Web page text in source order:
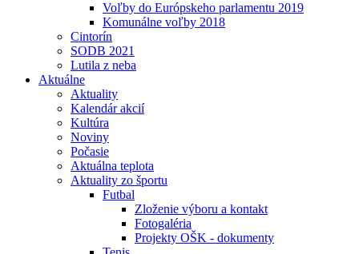
Voľby do Európskeho parlamentu 2019
Komunálne voľby 2018
Cintorín
SODB 2021
Lutila z neba
Aktuálne
Aktuality
Kalendár akcií
Kultúra
Noviny
Počasie
Aktuálna teplota
Aktuality zo športu
Futbal
Zloženie výboru a kontakt
Fotogaléria
Projekty OŠK - dokumenty